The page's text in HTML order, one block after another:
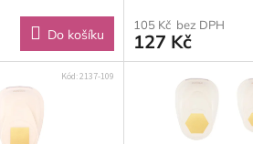
Do košíku
105 Kč bez DPH
127 Kč
Kód:2137-109